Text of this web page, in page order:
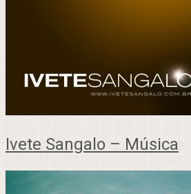
Ivete Sangalo – Música